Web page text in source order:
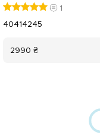
1
40414245
2990 ₴